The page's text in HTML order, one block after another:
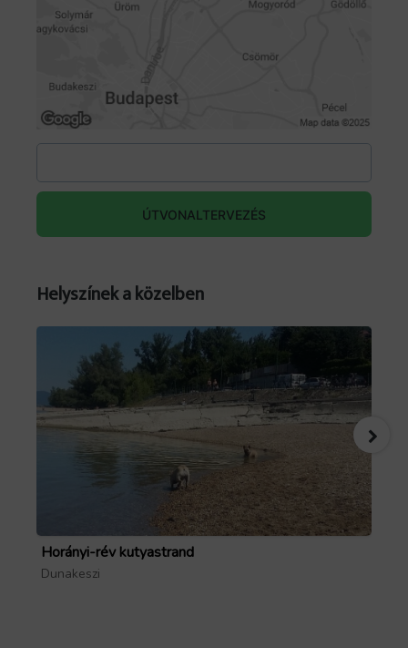
ÚTVONALTERVEZÉS
Helyszínek a közelben
Horányi-rév kutyastrand
Dunakeszi